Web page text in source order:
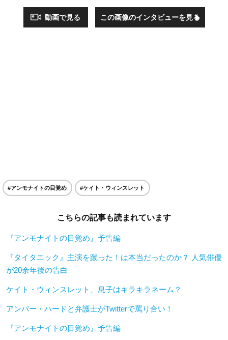
動画で見る この画像のインタビューを見る
#アンモナイトの目覚め #ケイト・ウィンスレット
こちらの記事も読まれています
『アンモナイトの目覚め』予告編
『タイタニック』主演を蹴った！は本当だったのか？ 人気俳優
が20余年後の告白
ケイト・ウィンスレット、息子はキラキラネーム？
アンバー・ハードと弁護士がTwitterで罵り合い！
『アンモナイトの目覚め』予告編